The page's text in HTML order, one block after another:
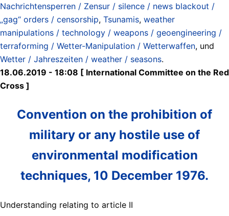
Nachrichtensperren / Zensur / silence / news blackout /
„gag“ orders / censorship, Tsunamis, weather
manipulations / technology / weapons / geoengineering /
terraforming / Wetter-Manipulation / Wetterwaffen, und
Wetter / Jahreszeiten / weather / seasons.
18.06.2019 - 18:08 [ International Committee on the Red
Cross ]
Convention on the prohibition of
military or any hostile use of
environmental modification
techniques, 10 December 1976.
Understanding relating to article II